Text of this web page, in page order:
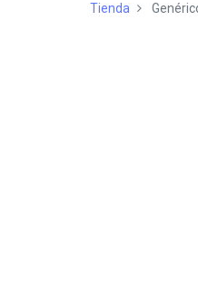
Tienda